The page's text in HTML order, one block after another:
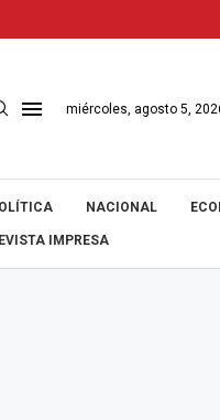
miércoles, agosto 5,
NACIONAL
IMPRESA